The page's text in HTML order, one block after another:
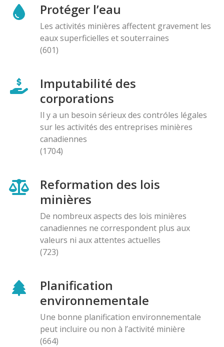
Protéger l’eau
Les activités minières affectent gravement les
eaux superficielles et souterraines
(601)
Imputabilité des
corporations
Il y a un besoin sérieux des contróles légales
sur les activités des entreprises minières
canadiennes
(1704)
Reformation des lois
minières
De nombreux aspects des lois minières
canadiennes ne correspondent plus aux
valeurs ni aux attentes actuelles
(723)
Planification
environnementale
Une bonne planification environnementale
peut incluire ou non à l’activité minière
(664)